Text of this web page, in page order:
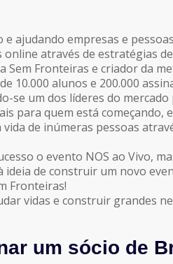
ajudando empresas e
através de estratégias
Sem Fronteiras e criador da
10.000 alunos e 200.000
se um dos líderes do
para quem está começando,
de inúmeras pessoas
o evento NOS ao Vivo,
de construir um novo
Fronteiras!
vidas e construir grandes
um sócio de